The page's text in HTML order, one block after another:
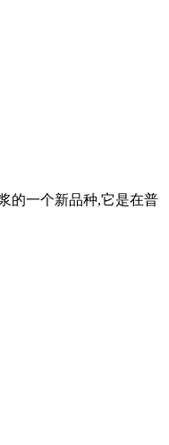
的一个新品种,它是在普